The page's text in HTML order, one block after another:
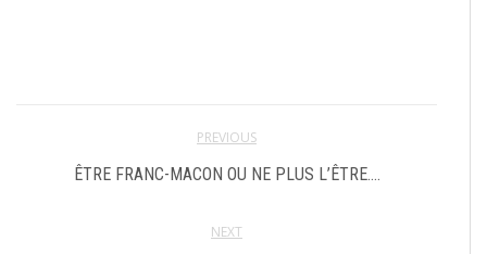
PREVIOUS
ÊTRE FRANC-MACON OU NE PLUS L’ÊTRE….
NEXT